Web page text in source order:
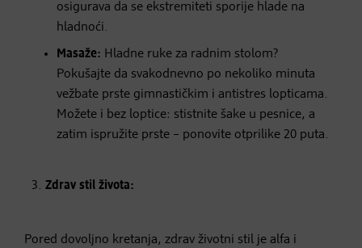
osigurava da se ekstremiteti sporije hlade na
hladnoći.
Masaže: Hladne ruke za radnim stolom?
Pokušajte da svakodnevno po nekoliko minuta
vežbate prste gimnastičkim i antistres lopticama.
Možete i bez loptice: stistnite šake u pesnice, a
zatim ispružite prste – ponovite otprilike 20 puta.
Zdrav stil života:
Pored dovoljno kretanja, zdrav životni stil je alfa i